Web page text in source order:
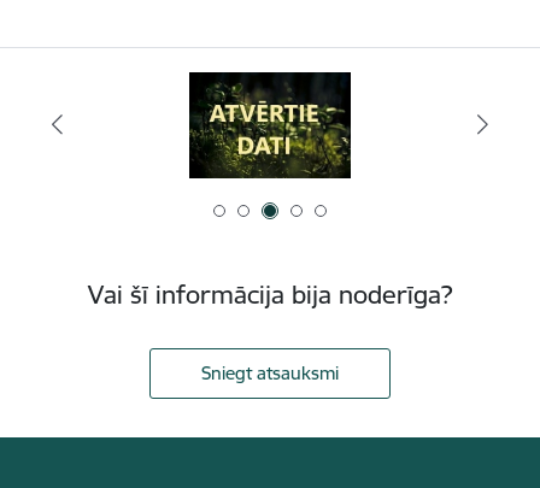
Vai šī informācija bija noderīga?
Sniegt atsauksmi